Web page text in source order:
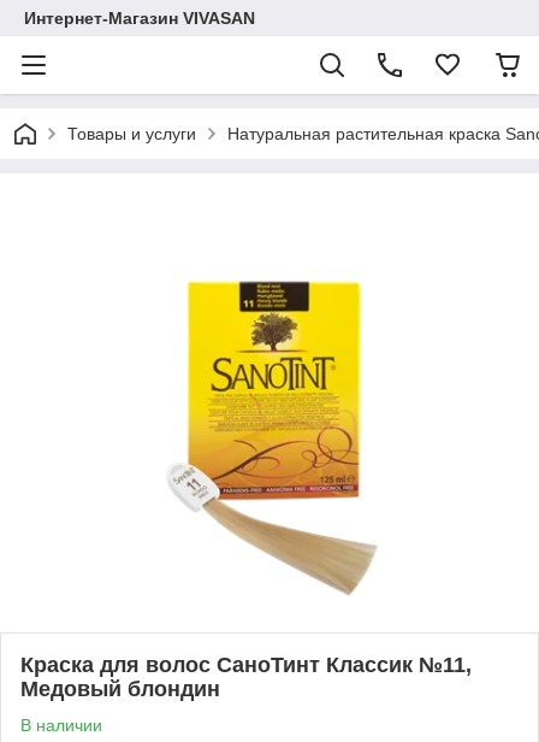
Интернет-Магазин VIVASAN
Товары и услуги Натуральная растительная краска
Краска для волос СаноТинт Классик №11,
Медовый блондин
В наличии